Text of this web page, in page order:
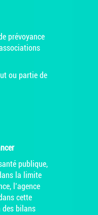
prévoyance
ou partie de
publique,
la limite
l’agence
cette
des bilans